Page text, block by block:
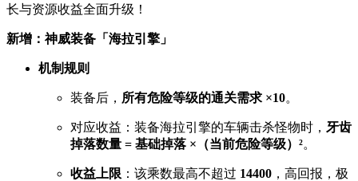
长与资源收益全面升级！
新增：神威装备「海拉引擎」
机制规则
装备后， 所有危险等级的通关需求 ×10。
对应收益：装备海拉引擎的车辆击杀怪物时， 牙齿
掉落数量 = 基础掉落 ×（当前危险等级）²。
收益上限 ：该乘数最高不超过 14400 ，高回报，极